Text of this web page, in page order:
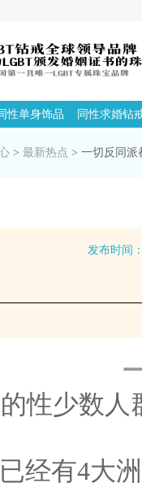
性单身饰品 同性求婚钻
> 最新热点 > 一切反同派
发布时间
性少数
经有4大